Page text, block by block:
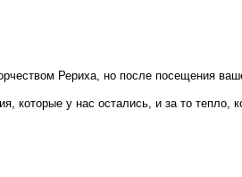
Рериха, но после посещения
которые у нас остались, и за то